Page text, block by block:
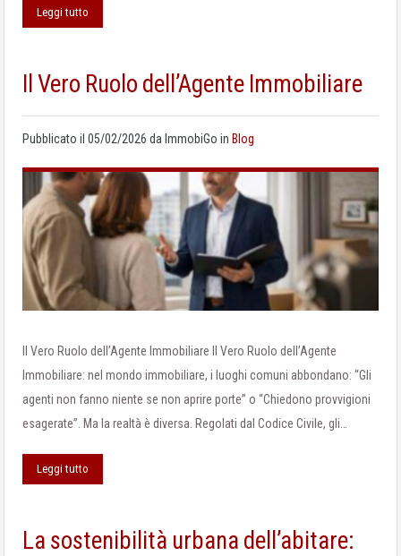
Leggi tutto
Il Vero Ruolo dell’Agente Immobiliare
Pubblicato il 05/02/2026 da ImmobiGo in Blog
Il Vero Ruolo dell’Agente Immobiliare Il Vero Ruolo dell’Agente
Immobiliare: nel mondo immobiliare, i luoghi comuni abbondano: “Gli
agenti non fanno niente se non aprire porte” o “Chiedono provvigioni
esagerate”. Ma la realtà è diversa. Regolati dal Codice Civile, gli…
Leggi tutto
La sostenibilità urbana dell’abitare: